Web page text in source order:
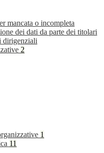
mancata o incompleta
dei dati da parte dei titolari
dirigenziali
2
1
11